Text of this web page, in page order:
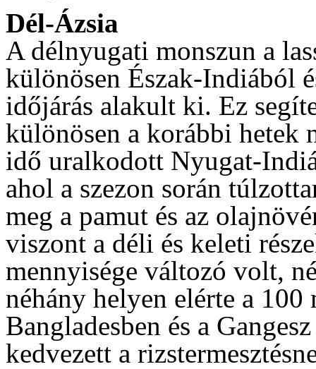
Dél-Ázsia
A délnyugati monszun a
különösen Észak-Indiából
időjárás alakult ki. Ez
különösen a korábbi hetek
idő uralkodott Nyugat-
ahol a szezon során
meg a pamut és az
viszont a déli és keleti
mennyisége változó volt,
néhány helyen elérte a
Bangladesben és a
kedvezett a